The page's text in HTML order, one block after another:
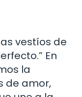
vestíos de
En
la
de amor,